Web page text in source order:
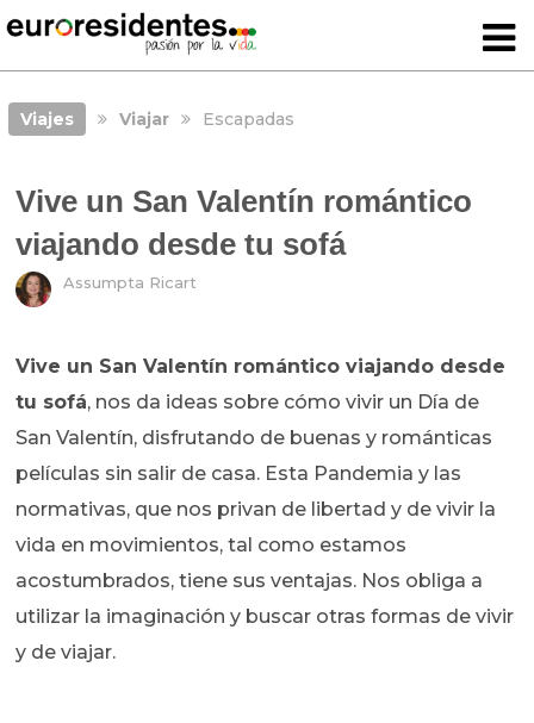
Viajes Viajar Escapadas
Vive un San Valentín romántico
viajando desde tu sofá
Assumpta Ricart
Vive un San Valentín romántico viajando desde
tu sofá, nos da ideas sobre cómo vivir un Día de
San Valentín, disfrutando de buenas y románticas
películas sin salir de casa. Esta Pandemia y las
normativas, que nos privan de libertad y de vivir la
vida en movimientos, tal como estamos
acostumbrados, tiene sus ventajas. Nos obliga a
utilizar la imaginación y buscar otras formas de vivir
y de viajar.